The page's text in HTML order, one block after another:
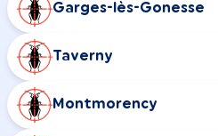
Garges-lès-Gonesse
Taverny
Montmorency